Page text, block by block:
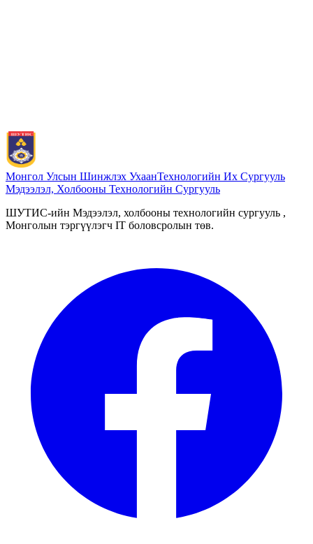
Монгол Улсын Шинжлэх УхаанТехнологийн Их Сургууль
Мэдээлэл, Холбооны Технологийн Сургууль
ШУТИС-ийн Мэдээлэл, холбооны технологийн сургууль ,
Монголын тэргүүлэгч IT боловсролын төв.